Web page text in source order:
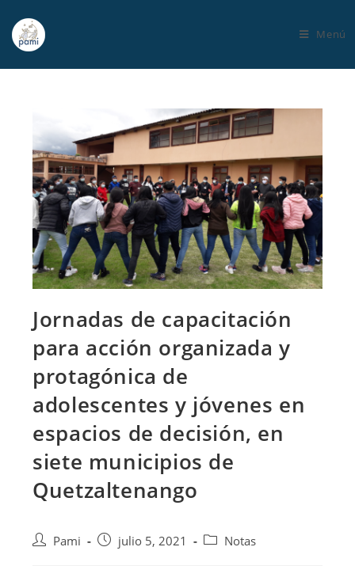
Menú
Jornadas de capacitación
para acción organizada y
protagónica de
adolescentes y jóvenes en
espacios de decisión, en
siete municipios de
Quetzaltenango
Pami julio 5, 2021 Notas